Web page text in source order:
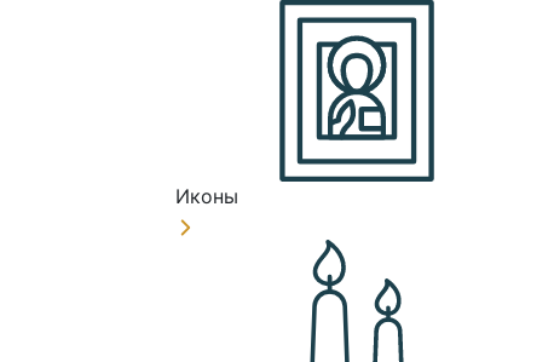
Иконы